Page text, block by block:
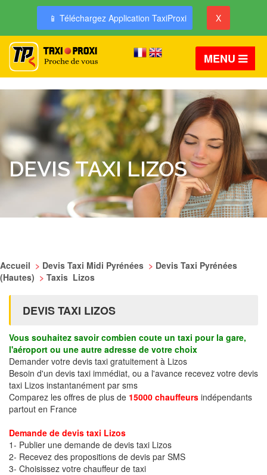
📱 Téléchargez Application TaxiProxi X
MENU
DEVIS TAXI LIZOS
Accueil > Devis Taxi Midi Pyrénées > Devis Taxi Pyrénées
(Hautes) > Taxis Lizos
DEVIS TAXI LIZOS
Vous souhaitez savoir combien coute un taxi pour la gare,
l'aéroport ou une autre adresse de votre choix
Demander votre devis taxi gratuitement à Lizos
Besoin d'un devis taxi immédiat, ou a l'avance recevez votre devis
taxi Lizos instantanément par sms
Comparez les offres de plus de 15000 chauffeurs indépendants
partout en France
Demande de devis taxi Lizos
1- Publier une demande de devis taxi Lizos
2- Recevez des propositions de devis par SMS
3- Choisissez votre chauffeur de taxi